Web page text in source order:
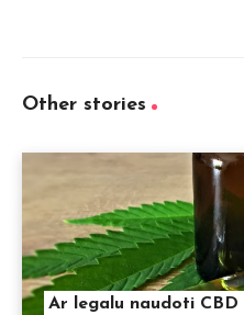
Other stories
Ar legalu naudoti CBD